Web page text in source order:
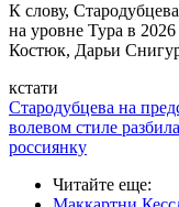
К слову,
на уровне Тура в
Костюк, Дарьи
кстати
Стародубцева на
волевом стиле
россиянку
Читайте еще: